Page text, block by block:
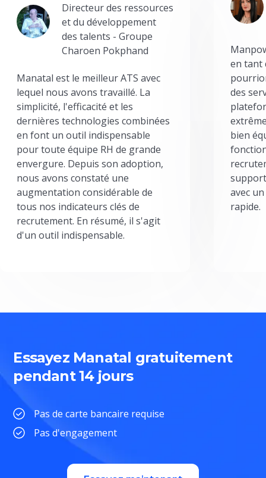
Directeur des ressources
et du développement
des talents - Groupe
Charoen Pokphand
Manatal est le meilleur ATS avec
lequel nous avons travaillé. La
simplicité, l'efficacité et les
dernières technologies combinées
en font un outil indispensable
pour toute équipe RH de grande
envergure. Depuis son adoption,
nous avons constaté une
augmentation considérable de
tous nos indicateurs clés de
recrutement. En résumé, il s'agit
d'un outil indispensable.
en tant
des
bien
avec
rapide.
Essayez Manatal gratuitement
pendant 14 jours
Pas de carte bancaire requise
Pas d'engagement